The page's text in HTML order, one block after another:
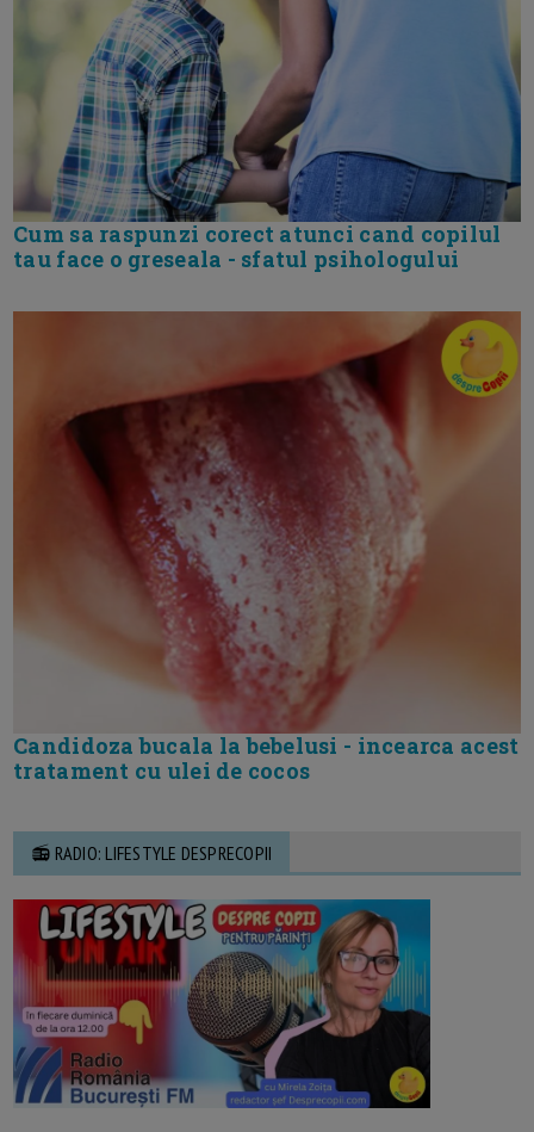
Cum sa raspunzi corect atunci cand copilul
tau face o greseala - sfatul psihologului
Candidoza bucala la bebelusi - incearca acest
tratament cu ulei de cocos
📻 RADIO: LIFESTYLE DESPRECOPII